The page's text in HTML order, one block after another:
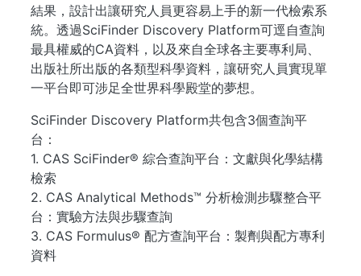
結果，設計出讓研究人員更容易上手的新一代檢索系
統。透過SciFinder Discovery Platform可逕自查詢
最具權威的CA資料，以及來自全球各主要專利局、
出版社所出版的各類型科學資料，讓研究人員實現單
一平台即可涉足全世界科學殿堂的夢想。
SciFinder Discovery Platform共包含3個查詢平
台：
1. CAS SciFinder® 綜合查詢平台：文獻與化學結構
檢索
2. CAS Analytical Methods™ 分析檢測步驟整合平
台：實驗方法與步驟查詢
3. CAS Formulus® 配方查詢平台：製劑與配方專利
資料